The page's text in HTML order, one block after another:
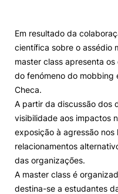
Investigação e
Alunos
Knowledge Factory
Candidaturas
Em resultado da
científica sobre o assédio
master class apresenta
do fenómeno do mobbing
Checa.
A partir da discussão dos
visibilidade aos impactos
exposição à agressão
relacionamentos
das organizações.
A master class é
destina-se a estudantes